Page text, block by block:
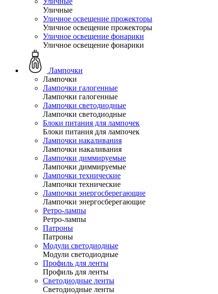
Уличные
Уличное освещение прожекторы
Уличное освещение прожекторы
Уличное освещение фонарики
Уличное освещение фонарики
Лампочки
Лампочки
Лампочки галогенные
Лампочки галогенные
Лампочки светодиодные
Лампочки светодиодные
Блоки питания для лампочек
Блоки питания для лампочек
Лампочки накаливания
Лампочки накаливания
Лампочки диммируемые
Лампочки диммируемые
Лампочки технические
Лампочки технические
Лампочки энергосберегающие
Лампочки энергосберегающие
Ретро-лампы
Ретро-лампы
Патроны
Патроны
Модули светодиодные
Модули светодиодные
Профиль для ленты
Профиль для ленты
Светодиодные ленты
Светодиодные ленты